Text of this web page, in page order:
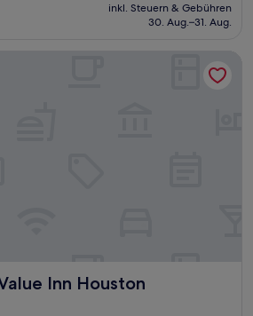
beträgt
inkl. Steuern & Gebühren
30. Aug.–31. Aug.
Inn Houston
Inn Houston Willowbrook
Houston Willowbrook